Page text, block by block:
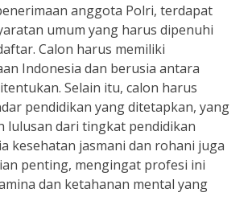
anggota Polri, terdapat
umum yang harus dipenuhi
Calon harus memiliki
Indonesia dan berusia antara
Selain itu, calon harus
pendidikan yang ditetapkan, yang
lulusan dari tingkat pendidikan
kesehatan jasmani dan rohani juga
penting, mengingat profesi ini
dan ketahanan mental yang